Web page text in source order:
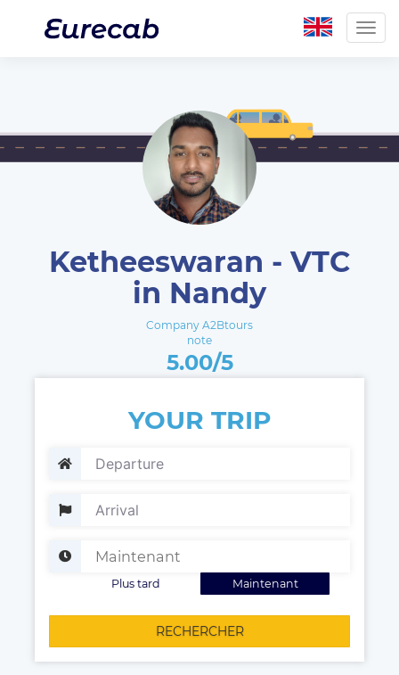
Ketheeswaran - VTC
in Nandy
Company A2Btours
note
5.00/5
YOUR TRIP
Maintenant
Plus tard
RECHERCHER